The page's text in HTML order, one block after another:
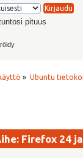
pituus
» Ubuntu
Firefox 24